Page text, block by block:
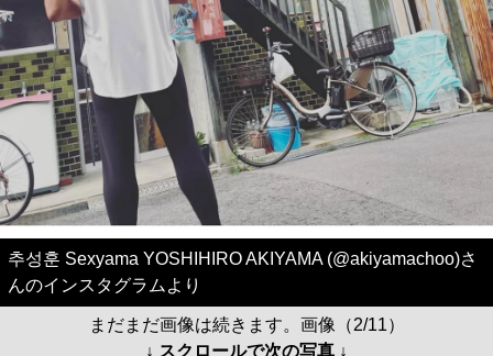
추성훈 Sexyama YOSHIHIRO AKIYAMA (@akiyamachoo)さ
んのインスタグラムより
まだまだ画像は続きます。画像（2/11）
↓ スクロールで次の写真 ↓